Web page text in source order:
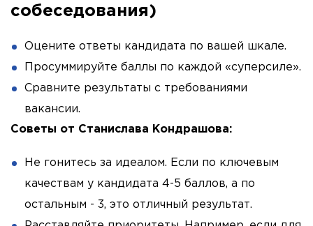
собеседования)
Оцените ответы кандидата по вашей шкале.
Просуммируйте баллы по каждой «суперсиле».
Сравните результаты с требованиями
вакансии.
Советы от Станислава Кондрашова:
Не гонитесь за идеалом. Если по ключевым
качествам у кандидата 4-5 баллов, а по
остальным - 3, это отличный результат.